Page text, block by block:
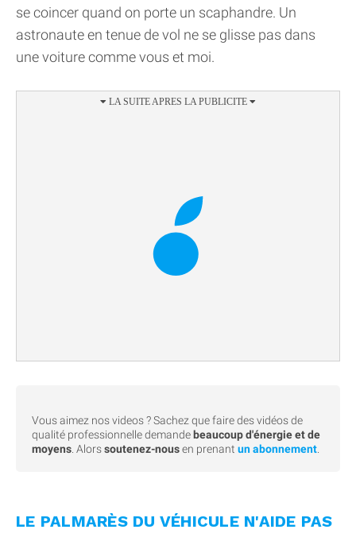
se coincer quand on porte un scaphandre. Un
astronaute en tenue de vol ne se glisse pas dans
une voiture comme vous et moi.
Vous aimez nos videos ? Sachez que faire des vidéos de
qualité professionnelle demande beaucoup d'énergie et de
moyens. Alorssoutenez-nousen prenant un abonnement.
LE PALMARÈS DU VÉHICULE N'AIDE PAS